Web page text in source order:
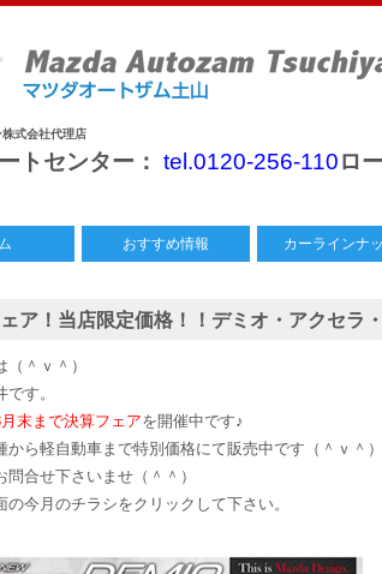
式会社代理店
トセンター： tel.0120-256-110ロ
おすすめ情報 カーラインナ
ア！当店限定価格！！デミオ・アクセラ
（＾ｖ＾）
す。
末まで決算フェアを開催中です♪
から軽自動車まで特別価格にて販売中です（＾ｖ＾）
問合せ下さいませ（＾＾）
の今月のチラシをクリックして下さい。